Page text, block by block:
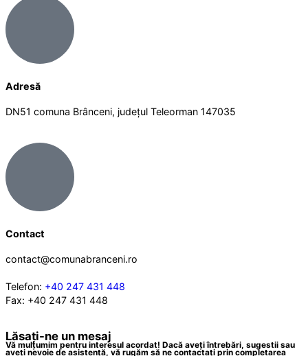
Adresă
DN51 comuna Brânceni, județul Teleorman 147035
Contact
contact@comunabranceni.ro
Telefon: +40 247 431 448
Fax: +40 247 431 448
Lăsați-ne un mesaj
Vă mulțumim pentru interesul acordat! Dacă aveți întrebări, sugestii sau
aveți nevoie de asistență, vă rugăm să ne contactați prin completarea